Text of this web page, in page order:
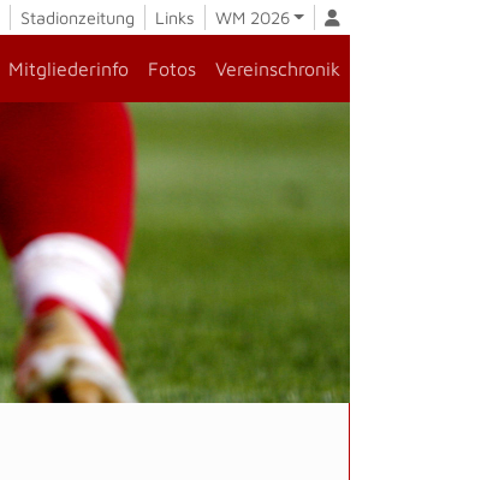
Stadionzeitung Links WM 2026
Mitgliederinfo Fotos Vereinschronik